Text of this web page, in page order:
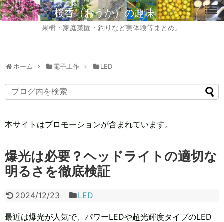
桜香（おうか）の趣味
果樹・家庭菜園・釣りなど実体験等まとめ。
ホーム 電子工作 LED
本サイトはプロモーションが含まれています。
爆光は必要？ヘッドライトの適切な
明るさを徹底検証
2024/12/23 LED
最近は爆光が人気で、パワーLEDや超光輝度タイプのLED